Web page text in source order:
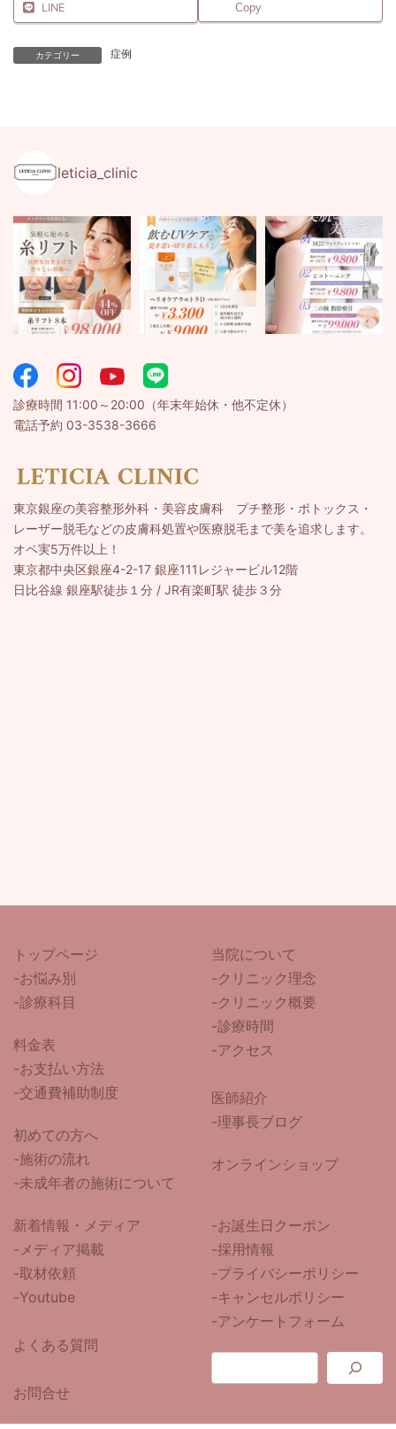
LINE Copy
カテゴリー 症例
leticia_clinic
診療時間 11:00～20:00（年末年始休・他不定休）
電話予約 03-3538-3666
東京銀座の美容整形外科・美容皮膚科 プチ整形・ボトックス・
レーザー脱毛などの皮膚科処置や医療脱毛まで美を追求します。
オペ実5万件以上！
東京都中央区銀座4-2-17 銀座111レジャービル12階
日比谷線 銀座駅徒歩１分 / JR有楽町駅 徒歩３分
トップページ
-お悩み別
-診療科目
料金表
-お支払い方法
-交通費補助制度
初めての方へ
-施術の流れ
-未成年者の施術について
当院について
-クリニック理念
-クリニック概要
-診療時間
-アクセス
医師紹介
-理事長ブログ
オンラインショップ
新着情報・メディア
-メディア掲載
-取材依頼
-Youtube
よくある質問
お問合せ
-お誕生日クーポン
-採用情報
-プライバシーポリシー
-キャンセルポリシー
-アンケートフォーム